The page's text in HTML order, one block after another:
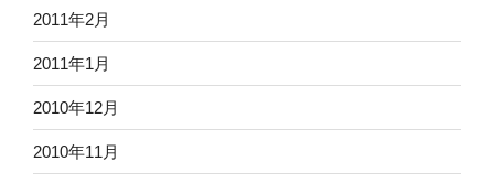
2011年2月
2011年1月
2010年12月
2010年11月